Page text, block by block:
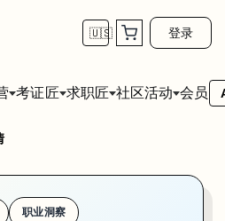
🇺🇸 登录
考证匠 求职匠 社区活动 会员
练，1.5 万亿参数中旬发
职业洞察